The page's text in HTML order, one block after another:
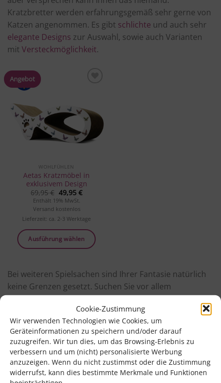
Cookie-Zustimmung
Wir verwenden Technologien wie Cookies, um
Geräteinformationen zu speichern und/oder darauf
zuzugreifen. Wir tun dies, um das Browsing-Erlebnis zu
verbessern und um (nicht) personalisierte Werbung
anzuzeigen. Wenn du nicht zustimmst oder die Zustimmung
widerrufst, kann dies bestimmte Merkmale und Funktionen
Kratzbretter werden erfahrungsgemäß sehr gerne von
Katzen angenommen. Es gibt schlichte und auch sehr
elegante Designs zur Auswahl, sowie auch Varianten
mit Versteckmöglichkeit.
Angebot
WOHLFÜHLEN
Aetas Kratzmöbel in
exklusivem Design
69,95€ Ursprünglicher
Preis
war:
69,95 €
49,95 €Aktueller
Preis
Enthält 19% MwSt.
Versand kostenlos
Lieferzeit: ca. 2-3 Werktage
Ausführung wählen
weist
mehrere
Varianten
Optionen
können
auf
der
Produktseite
gewählt
Bei weiteren Spielsachen sind Ihrer Fantasie natürlich
keine Grenzen gesetzt. Suchen Sie vor allem
spannende Spielzeuge, die Sie mit der Katze
interagieren lassen oder welche die Katze alleine
beschäftigen. Achten Sie eher auf die Funktion als auf
Form und Farbe, denn das Spielzeug soll ja vor allem
Ihrer Katze guttun.
Und wenn doch etwas passiert?